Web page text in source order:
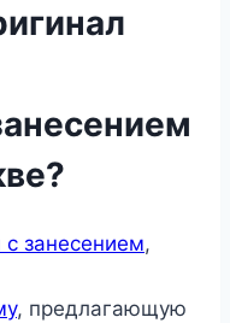
занесением,
, предлагающую